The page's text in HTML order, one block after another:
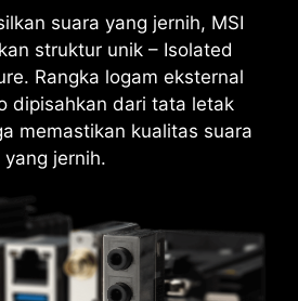
27W Power Delivery
Memberikan hingga 27W
untuk pengisian cepat
suara yang jernih, MSI
struktur unik – Isolated
Rangka logam eksternal
dipisahkan dari tata letak
memastikan kualitas suara
yang jernih.